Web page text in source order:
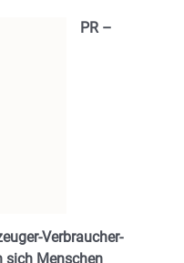
PR –
Verbraucher-
sich Menschen